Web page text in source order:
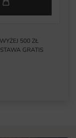
500 ZŁ
GRATIS